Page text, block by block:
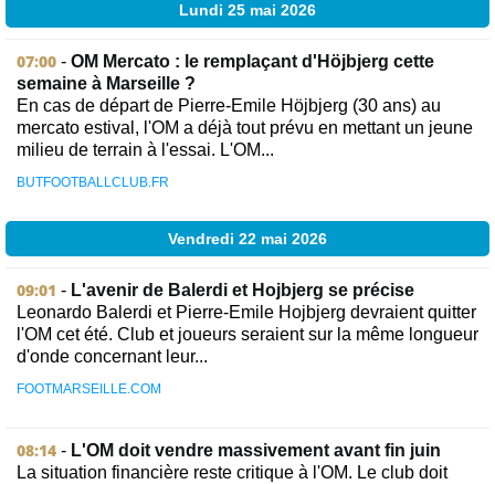
Lundi 25 mai 2026
07:00 - OM Mercato : le remplaçant d'Höjbjerg cette
semaine à Marseille ?
En cas de départ de Pierre-Emile Höjbjerg (30 ans) au
mercato estival, l'OM a déjà tout prévu en mettant un jeune
milieu de terrain à l'essai. L'OM...
BUTFOOTBALLCLUB.FR
Vendredi 22 mai 2026
09:01 - L'avenir de Balerdi et Hojbjerg se précise
Leonardo Balerdi et Pierre-Emile Hojbjerg devraient quitter
l'OM cet été. Club et joueurs seraient sur la même longueur
d'onde concernant leur...
FOOTMARSEILLE.COM
08:14 - L'OM doit vendre massivement avant fin juin
La situation financière reste critique à l'OM. Le club doit